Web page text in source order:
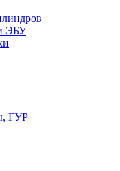
ЭБУ
ГУР